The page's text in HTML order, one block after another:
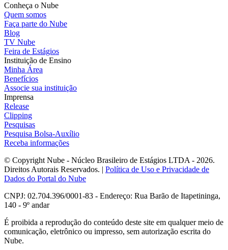
Conheça o Nube
Quem somos
Faça parte do Nube
Blog
TV Nube
Feira de Estágios
Instituição de Ensino
Minha Área
Benefícios
Associe sua instituição
Imprensa
Release
Clipping
Pesquisas
Pesquisa Bolsa-Auxílio
Receba informações
© Copyright Nube - Núcleo Brasileiro de Estágios LTDA - 2026.
Direitos Autorais Reservados. | Política de Uso e Privacidade de
Dados do Portal do Nube
CNPJ: 02.704.396/0001-83 - Endereço: Rua Barão de Itapetininga,
140 - 9º andar
É proibida a reprodução do conteúdo deste site em qualquer meio de
comunicação, eletrônico ou impresso, sem autorização escrita do
Nube.